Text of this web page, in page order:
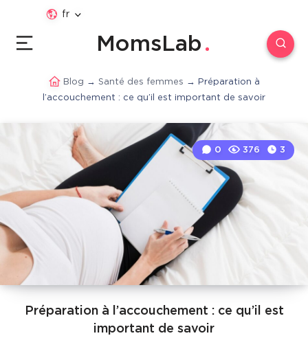
fr
MomsLab
Blog → Santé des femmes → Préparation à
l’accouchement : ce qu’il est important de savoir
Préparation à l’accouchement : ce qu’il est
important de savoir
0 376 3